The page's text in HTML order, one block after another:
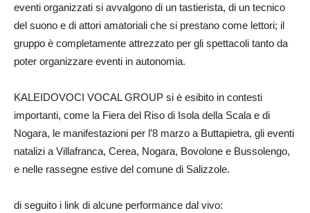
eventi organizzati si avvalgono di un tastierista, di un tecnico
del suono e di attori amatoriali che si prestano come lettori; il
gruppo è completamente attrezzato per gli spettacoli tanto da
poter organizzare eventi in autonomia.
KALEIDOVOCI VOCAL GROUP si è esibito in contesti
importanti, come la Fiera del Riso di Isola della Scala e di
Nogara, le manifestazioni per l’8 marzo a Buttapietra, gli eventi
natalizi a Villafranca, Cerea, Nogara, Bovolone e Bussolengo,
e nelle rassegne estive del comune di Salizzole.
di seguito i link di alcune performance dal vivo: